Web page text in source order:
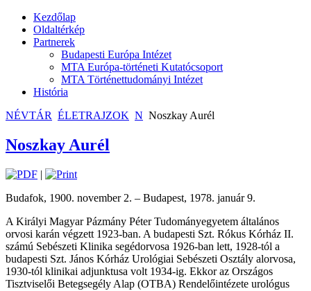
Kezdőlap
Oldaltérkép
Partnerek
Budapesti Európa Intézet
MTA Európa-történeti Kutatócsoport
MTA Történettudományi Intézet
História
NÉVTÁR ÉLETRAJZOK N Noszkay Aurél
Noszkay Aurél
|
Budafok, 1900. november 2. – Budapest, 1978. január 9.
A Királyi Magyar Pázmány Péter Tudományegyetem általános
orvosi karán végzett 1923-ban. A budapesti Szt. Rókus Kórház II.
számú Sebészeti Klinika segédorvosa 1926-ban lett, 1928-tól a
budapesti Szt. János Kórház Urológiai Sebészeti Osztály alorvosa,
1930-tól klinikai adjunktusa volt 1934-ig. Ekkor az Országos
Tisztviselői Betegsegély Alap (OTBA) Rendelőintézete urológus